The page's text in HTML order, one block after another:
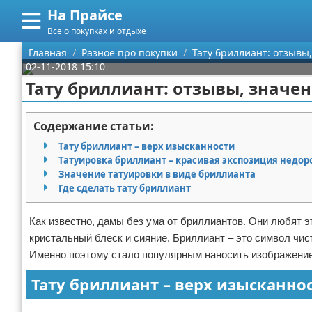
На Прайсе
Все о покупках и отдыхе
Меню
Главная
Категории
Разное про покупки
Aliexpress
Сделай онлайн
Кемпинг
Круизы
Направления отдыха
Что посетить
Поиск
О проекте
Контакты
Сотрудничество
Размещение рекламы
Для правообладателей
Условия предоставления информации
Главная Разное про покупки
Тату бриллиант:
02-11-2018 15:10
Тату бриллиант: отзывы,
Содержание статьи:
Тату бриллиант – верх изысканности
Татуировка бриллиант – красивая экспозиция
Значение татуировки в виде бриллианта
Где сделать тату бриллиант
Как известно, дамы без ума от бриллиантов. Они любят
кристальный блеск и сияние. Бриллиант – это символ
Именно поэтому стало популярным наносить
Тату бриллиант – верх